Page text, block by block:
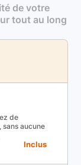
de votre
tout au long
de
sans aucune
Inclus